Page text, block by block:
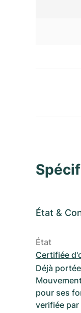
État &
État
Certifiée
Déjà
pour ses
verifiée